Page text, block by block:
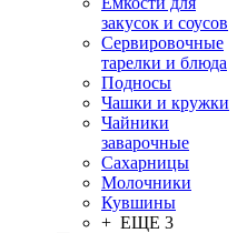
закусок и соусов
Сервировочные
тарелки и блюда
Подносы
Чашки и кружки
Чайники
заварочные
Сахарницы
Молочники
Кувшины
+ ЕЩЕ 3